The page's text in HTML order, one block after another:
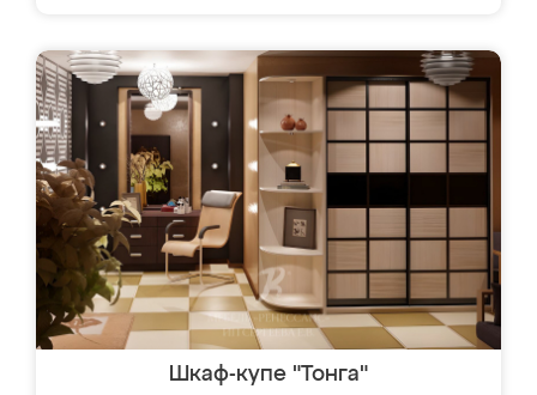
Шкаф-купе "Тонга"